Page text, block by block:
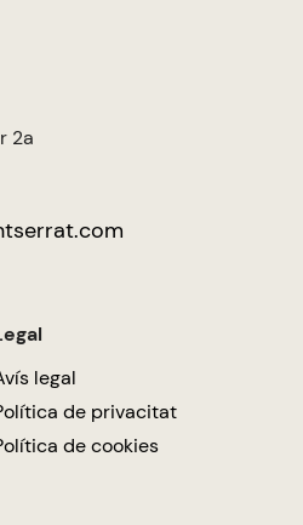
2a
legal
de privacitat
de cookies